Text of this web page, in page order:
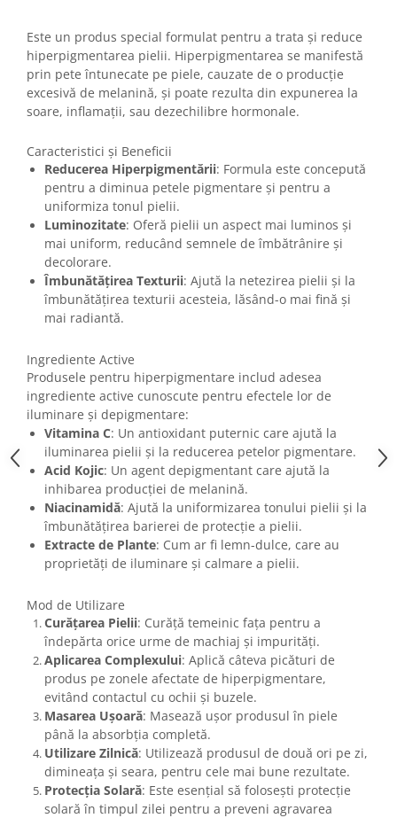
Echilibru & Somn
Energie & Performanta
Imunitate & Vitalitate
Longevitate & Regenerare
STRATPHARMA
ZO SKIN HEALTH
ACNEE - ROZACEE
ANTI-AGING
CURATARE - EXFOLIERE
HIDRATARE
ILUMINARE
INGRIJIREA OCHILOR
PROTECTIE SOLARA
SETURI / KITURI
Este un produs special formulat pentru a trata și reduce
hiperpigmentarea pielii. Hiperpigmentarea se manifestă
prin pete întunecate pe piele, cauzate de o producție
excesivă de melanină, și poate rezulta din expunerea la
soare, inflamații, sau dezechilibre hormonale.
Caracteristici și Beneficii
Reducerea Hiperpigmentării: Formula este concepută
pentru a diminua petele pigmentare și pentru a
uniformiza tonul pielii.
Luminozitate: Oferă pielii un aspect mai luminos și
mai uniform, reducând semnele de îmbătrânire și
decolorare.
Îmbunătățirea Texturii: Ajută la netezirea pielii și la
îmbunătățirea texturii acesteia, lăsând-o mai fină și
mai radiantă.
Ingrediente Active
Produsele pentru hiperpigmentare includ adesea
ingrediente active cunoscute pentru efectele lor de
iluminare și depigmentare:
Vitamina C: Un antioxidant puternic care ajută la
iluminarea pielii și la reducerea petelor pigmentare.
Acid Kojic: Un agent depigmentant care ajută la
inhibarea producției de melanină.
Niacinamidă: Ajută la uniformizarea tonului pielii și la
îmbunătățirea barierei de protecție a pielii.
Extracte de Plante: Cum ar fi lemn-dulce, care au
proprietăți de iluminare și calmare a pielii.
Mod de Utilizare
Curățarea Pielii: Curăță temeinic fața pentru a
îndepărta orice urme de machiaj și impurități.
Aplicarea Complexului: Aplică câteva picături de
produs pe zonele afectate de hiperpigmentare,
evitând contactul cu ochii și buzele.
Masarea Ușoară: Masează ușor produsul în piele
până la absorbția completă.
Utilizare Zilnică: Utilizează produsul de două ori pe zi,
dimineața și seara, pentru cele mai bune rezultate.
Protecția Solară: Este esențial să folosești protecție
solară în timpul zilei pentru a preveni agravarea